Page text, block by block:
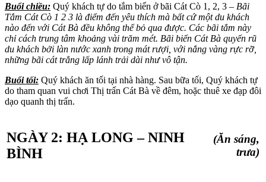
Buổichiều: Quý khách tự do tắm biển ở bãi Cát Cò 1, 2, 3 – Bãi
Tắm Cát Cò 1 2 3 là điểm đến yêu thích mà bất cứ một du khách
nào đến với Cát Bà đều không thể bỏ qua được. Các bãi tắm này
chỉ cách trung tâm khoảng vài trăm mét. Bãi biển Cát Bà quyến rũ
du khách bởi làn nước xanh trong mát rượi, với nắng vàng rực rỡ,
những bãi cát trắng lấp lánh trải dài như vô tận.
Buổi tối: Quý khách ăn tối tại nhà hàng. Sau bữa tối, Quý khách tự
do tham quan vui chơi Thị trấn Cát Bà về đêm, hoặc thuê xe đạp đôi
dạo quanh thị trấn.
NGÀY 2: HẠ LONG – NINH
BÌNH
(Ăn sáng,
trưa)